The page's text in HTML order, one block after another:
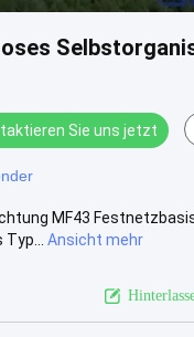
Sie uns jetzt
MF43
Ansicht mehr